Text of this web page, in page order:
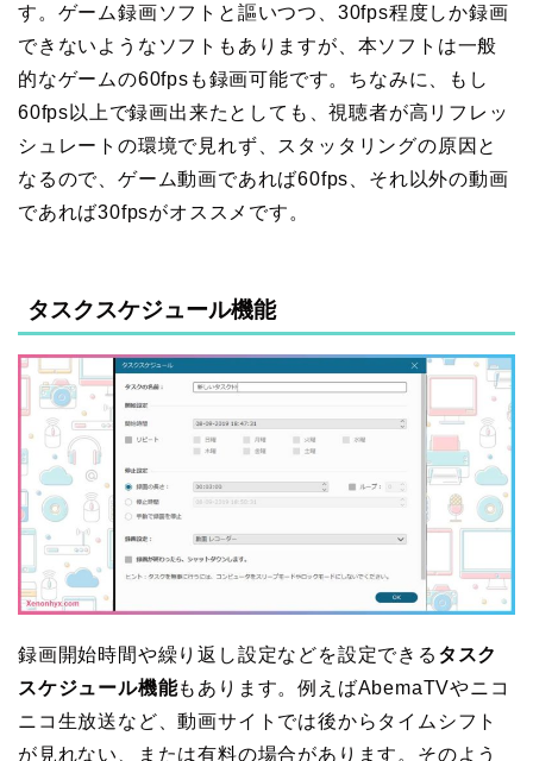
す。ゲーム録画ソフトと謳いつつ、30fps程度しか録画
できないようなソフトもありますが、本ソフトは一般
的なゲームの60fpsも録画可能です。ちなみに、もし
60fps以上で録画出来たとしても、視聴者が高リフレッ
シュレートの環境で見れず、スタッタリングの原因と
なるので、ゲーム動画であれば60fps、それ以外の動画
であれば30fpsがオススメです。
タスクスケジュール機能
録画開始時間や繰り返し設定などを設定できる タスク
スケジュール機能もあります。例えばAbemaTVやニコ
ニコ生放送など、動画サイトでは後からタイムシフト
が見れない、または有料の場合があります。そのよう